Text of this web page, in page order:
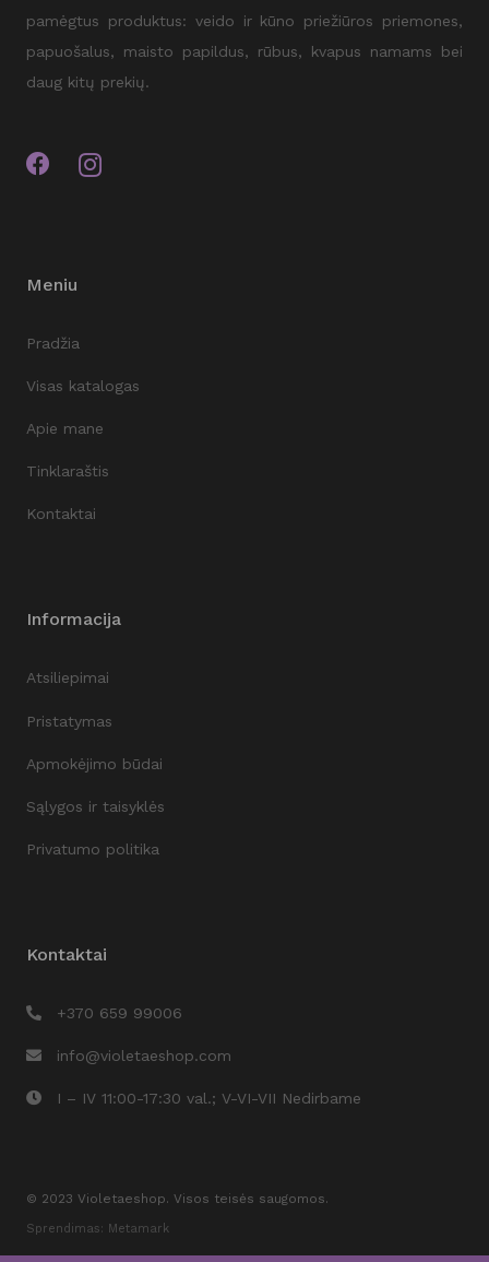
pamėgtus produktus: veido ir kūno priežiūros priemones,
papuošalus, maisto papildus, rūbus, kvapus namams bei
daug kitų prekių.
Meniu
Pradžia
Visas katalogas
Apie mane
Tinklaraštis
Kontaktai
Informacija
Atsiliepimai
Pristatymas
Apmokėjimo būdai
Sąlygos ir taisyklės
Privatumo politika
Kontaktai
+370 659 99006
info@violetaeshop.com
I – IV 11:00-17:30 val.; V-VI-VII Nedirbame
© 2023 Violetaeshop. Visos teisės saugomos.
Sprendimas: Metamark